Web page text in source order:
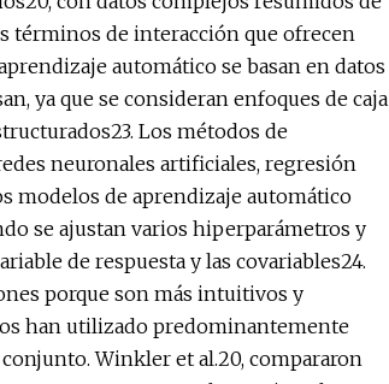
términos de interacción que ofrecen
automático se basan en datos
ya que se consideran enfoques de caja
Los métodos de
neuronales artificiales, regresión
modelos de aprendizaje automático
se ajustan varios hiperparámetros y
de respuesta y las covariables24.
porque son más intuitivos y
han utilizado predominantemente
Winkler et al.20, compararon